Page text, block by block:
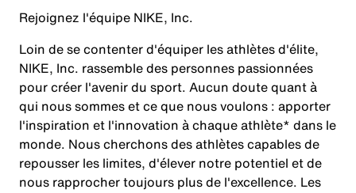
Rejoignez l'équipe NIKE, Inc.
Loin de se contenter d'équiper les athlètes d'élite,
NIKE, Inc. rassemble des personnes passionnées
pour créer l'avenir du sport. Aucun doute quant à
qui nous sommes et ce que nous voulons : apporter
l'inspiration et l'innovation à chaque athlète* dans le
monde. Nous cherchons des athlètes capables de
repousser les limites, d'élever notre potentiel et de
nous rapprocher toujours plus de l'excellence. Les